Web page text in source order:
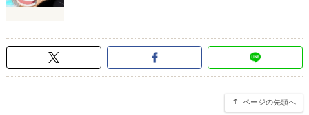
ページの先頭へ